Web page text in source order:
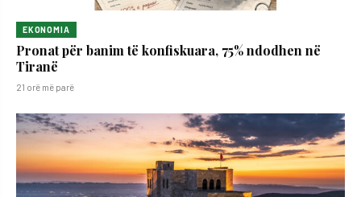
EKONOMIA
Pronat për banim të konfiskuara, 75% ndodhen në
Tiranë
21 orë më parë